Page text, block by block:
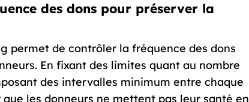
des dons pour préserver la
permet de contrôler la fréquence des dons
En fixant des limites quant au nombre
des intervalles minimum entre chaque
les donneurs ne mettent pas leur santé en